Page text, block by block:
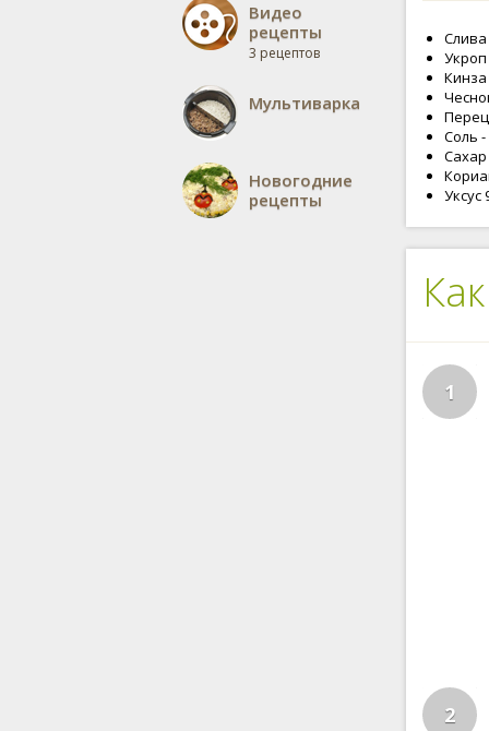
Видео
рецепты
3 рецептов
Мультиварка
Новогодние
рецепты
Слива
Укроп
Кинза
Соль -
Сахар
Уксус
1
2